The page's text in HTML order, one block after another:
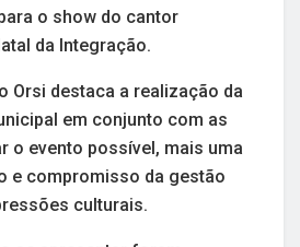
o show do cantor
da Integração.
Orsi destaca a realização da
em conjunto com as
o evento possível, mais uma
e compromisso da gestão
culturais.